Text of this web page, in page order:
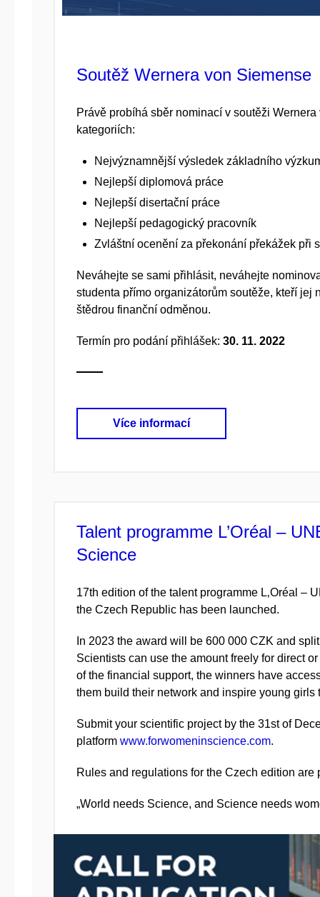
Soutěž Wernera von Siemense
Právě probíhá sběr nominací v soutěži
kategoriích:
Nejvýznamnější výsledek základního
Nejlepší diplomová práce
Nejlepší disertační práce
Nejlepší pedagogický pracovník
Zvláštní ocenění za překonání překážek při
Neváhejte se sami přihlásit, neváhejte
studenta přímo organizátorům soutěže, kteří jej
štědrou finanční odměnou.
Termín pro podání přihlášek: 30. 11. 2022
Více informací
Talent programme L’Oréal –
Science
17th edition of the talent programme L‚Oréal –
the Czech Republic has been launched.
In 2023 the award will be 600 000 CZK and
Scientists can use the amount freely for direct
of the financial support, the winners have
them build their network and inspire young girls
Submit your scientific project by the 31st of
platform www.forwomeninscience.com.
Rules and regulations for the Czech edition are
„World needs Science, and Science needs